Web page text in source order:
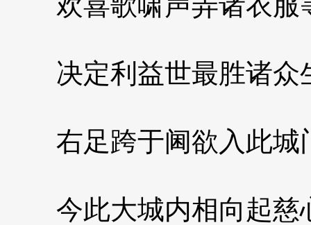
决定利益世最胜诸众
右足跨于阃欲入此城
今此大城内相向起慈